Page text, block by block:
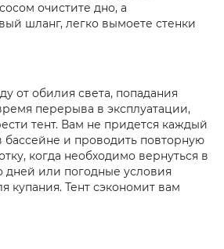
очистите дно, а
шланг, легко вымоете стенки
от обилия света, попадания
перерыва в эксплуатации,
тент. Вам не придется каждый
бассейне и проводить повторную
когда необходимо вернуться в
дней или погодные условия
купания. Тент сэкономит вам